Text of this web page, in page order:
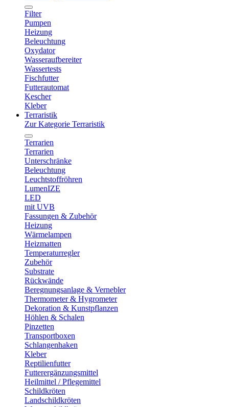
Filter
Pumpen
Heizung
Beleuchtung
Oxydator
Wasseraufbereiter
Wassertests
Fischfutter
Futterautomat
Kescher
Kleber
Terraristik
Zur Kategorie Terraristik
Terrarien
Terrarien
Unterschränke
Beleuchtung
Leuchtstoffröhren
LumenIZE
LED
mit UVB
Fassungen & Zubehör
Heizung
Wärmelampen
Heizmatten
Temperaturregler
Zubehör
Substrate
Rückwände
Beregnungsanlage & Vernebler
Thermometer & Hygrometer
Dekoration & Kunstpflanzen
Höhlen & Schalen
Pinzetten
Transportboxen
Schlangenhaken
Kleber
Reptilienfutter
Futterergänzungsmittel
Heilmittel / Pflegemittel
Schildkröten
Landschildkröten